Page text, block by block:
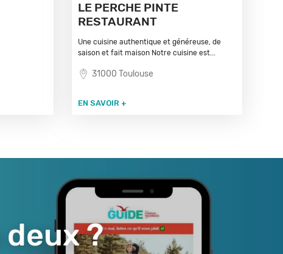
LE PERCHE PINTE
RESTAURANT
Une cuisine authentique et généreuse, de
saison et fait maison Notre cuisine est...
31000 Toulouse
EN SAVOIR +
?